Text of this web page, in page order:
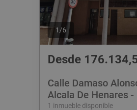
1 /6
Desde
Calle Damaso
Alcala De Henares
1 inmueble disponible